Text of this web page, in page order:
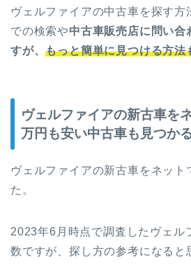
ヴェルファイアの中古車を探す方
での検索や中古車販売店に問い合
すが、もっと簡単に見つける方法
ヴェルファイアの新古車を
万円も安い中古車も見つか
ヴェルファイアの新古車をネット
た。
2023年6月時点で調査したヴェル
数ですが、探し方の参考になると